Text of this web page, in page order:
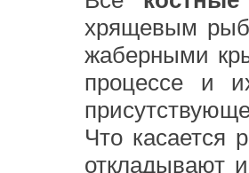
хрящевым
жаберными
процессе и
Что касается
откладывают